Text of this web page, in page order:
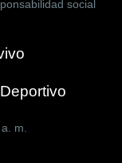
social
m.